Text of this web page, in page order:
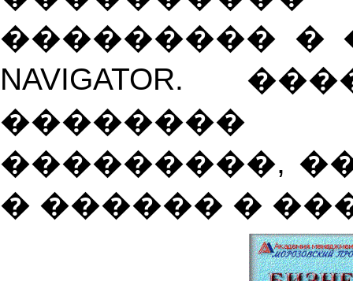
��������� �
NAVIGATOR.
���������,
� ������ �